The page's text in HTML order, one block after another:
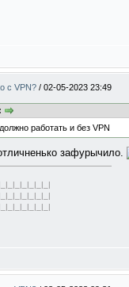
с VPN? / 02-05-2023 23:49
работать и без VPN
зафурычило.